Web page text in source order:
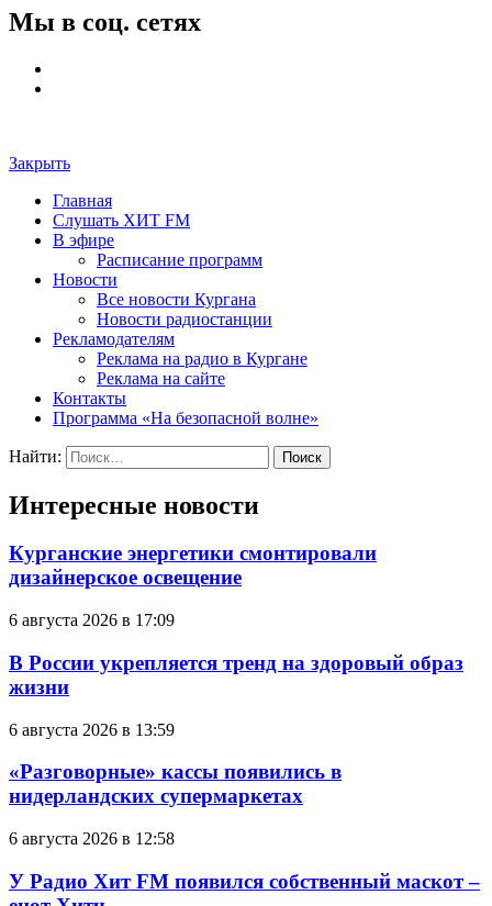
Мы в соц. сетях
Закрыть
Главная
Слушать ХИТ FM
В эфире
Расписание программ
Новости
Все новости Кургана
Новости радиостанции
Рекламодателям
Реклама на радио в Кургане
Реклама на сайте
Контакты
Программа «На безопасной волне»
Найти:
Интересные новости
Курганские энергетики смонтировали
дизайнерское освещение
6 августа 2026 в 17:09
В России укрепляется тренд на здоровый образ
жизни
6 августа 2026 в 13:59
«Разговорные» кассы появились в
нидерландских супермаркетах
6 августа 2026 в 12:58
У Радио Хит FM появился собственный маскот –